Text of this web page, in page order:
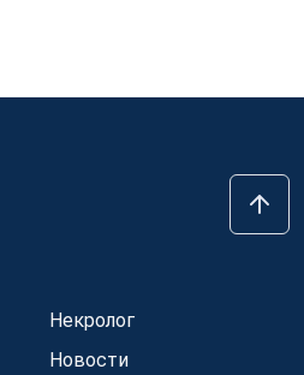
Некролог
Новости